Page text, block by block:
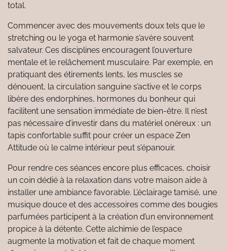
total.
Commencer avec des mouvements doux tels que le
stretching ou le yoga et harmonie s’avère souvent
salvateur. Ces disciplines encouragent l’ouverture
mentale et le relâchement musculaire. Par exemple, en
pratiquant des étirements lents, les muscles se
dénouent, la circulation sanguine s’active et le corps
libère des endorphines, hormones du bonheur qui
facilitent une sensation immédiate de bien-être. Il n’est
pas nécessaire d’investir dans du matériel onéreux : un
tapis confortable suffit pour créer un espace Zen
Attitude où le calme intérieur peut s’épanouir.
Pour rendre ces séances encore plus efficaces, choisir
un coin dédié à la relaxation dans votre maison aide à
installer une ambiance favorable. L’éclairage tamisé, une
musique douce et des accessoires comme des bougies
parfumées participent à la création d’un environnement
propice à la détente. Cette alchimie de l’espace
augmente la motivation et fait de chaque moment